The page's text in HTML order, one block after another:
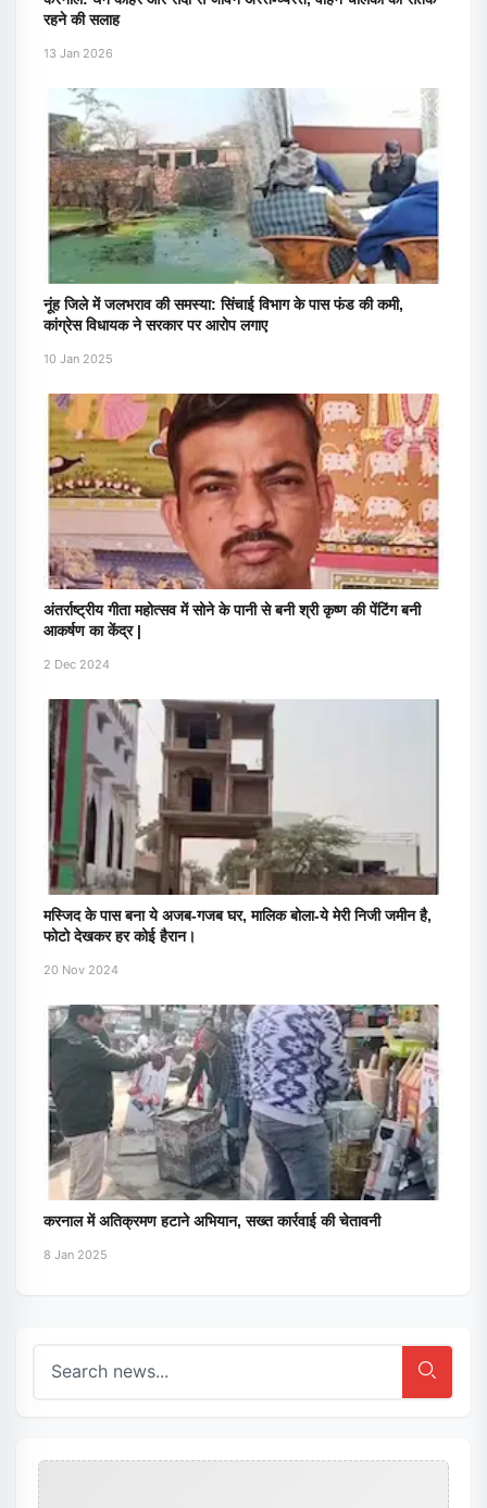
रहने की सलाह
13 Jan 2026
नूंह जिले में जलभराव की समस्या: सिंचाई विभाग के पास फंड की कमी,
कांग्रेस विधायक ने सरकार पर आरोप लगाए
10 Jan 2025
अंतर्राष्ट्रीय गीता महोत्सव में सोने के पानी से बनी श्री कृष्ण की पेंटिंग बनी
आकर्षण का केंद्र |
2 Dec 2024
मस्जिद के पास बना ये अजब-गजब घर, मालिक बोला-ये मेरी निजी जमीन है,
फोटो देखकर हर कोई हैरान।
20 Nov 2024
करनाल में अतिक्रमण हटाने अभियान, सख्त कार्रवाई की चेतावनी
8 Jan 2025